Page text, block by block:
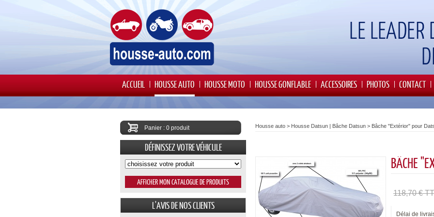
ACCUEIL HOUSSE AUTO HOUSSE MOTO HOUSSE GONFLABLE ACCESSOIRES PHOTOS CONTACT
Housse auto > Housse Datsun | Bâche Datsun > Bâche "Extérior" pour
BÂCHE
118,70 €
Délai de
Panier : 0 produit
DÉFINISSEZ VOTRE VÉHICULE
L'AVIS DE NOS CLIENTS